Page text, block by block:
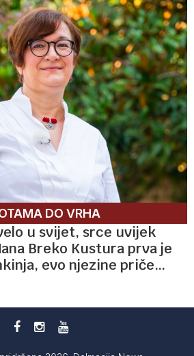
DO VRHA
u svijet, srce uvijek
Breko Kustura prva je
evo njezine priče…